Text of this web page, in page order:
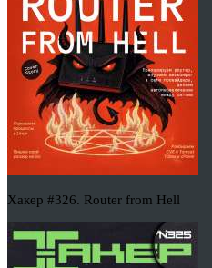
Хакер #326. Router from Hell